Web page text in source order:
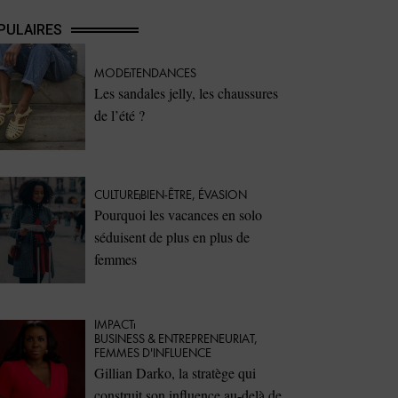
MODETENDANCES
Les sandales jelly, les chaussures
de l’été ?
CULTUREBIEN-ÊTRE, ÉVASION
Pourquoi les vacances en solo
séduisent de plus en plus de
femmes
IMPACT
⁠BUSINESS & ENTREPRENEURIAT ,
FEMMES D'INFLUENCE
Gillian Darko, la stratège qui